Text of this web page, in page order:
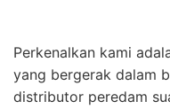
Perkenalkan kami
yang bergerak dalam
distributor peredam